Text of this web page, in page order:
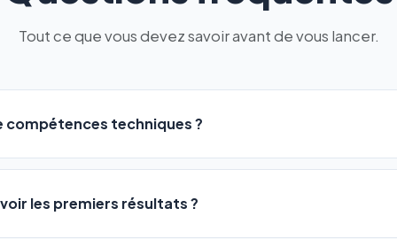
Tout ce que vous devez savoir avant de vous lancer.
compétences techniques ?
a été conçu pour être accessible àtous les profils:
ou agences. Pas de code, pas de configuration complexe —
votre activité, et le logiciel gère tout en automatique
les premiers résultats ?